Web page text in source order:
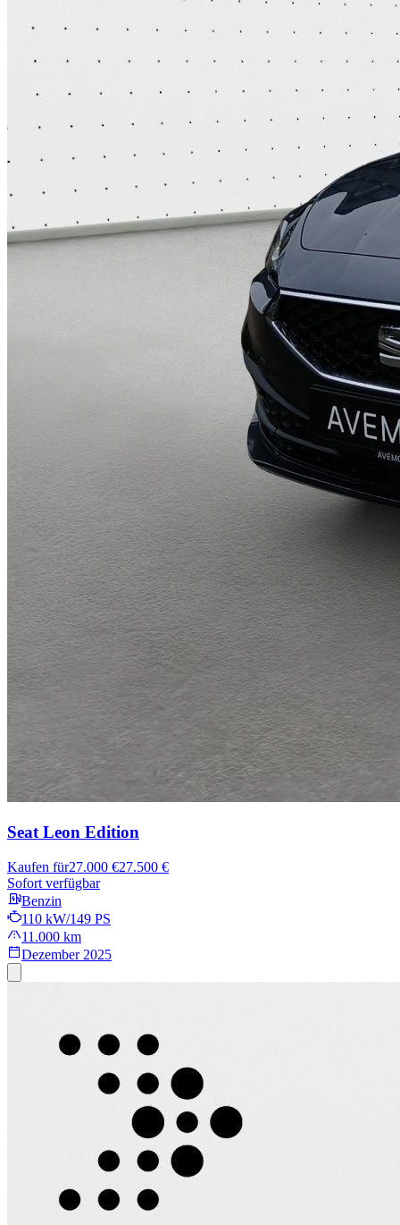
Seat Leon Edition
Kaufen für27.000 €27.500 €
Sofort verfügbar
Benzin
110 kW/149 PS
11.000 km
Dezember 2025